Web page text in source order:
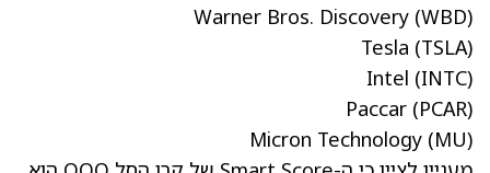
Warner Bros. Discovery (WBD)
Tesla (TSLA)
Intel (INTC)
Paccar (PCAR)
Micron Technology (MU)